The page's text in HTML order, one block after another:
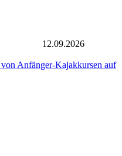
12.09.2026
Anfänger-Kajakkursen auf